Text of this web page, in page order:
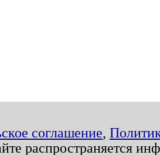
соглашение,
распространяется